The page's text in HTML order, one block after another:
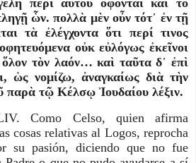
ὧν. πολλὰ μὲν οὖν τότ᾽ ἐν τῇ
τὰ ἐλέγχοντα ὅτι περί τινος
οὐκ εὐλόγως ἐκεῖνοι
ὅλον τὸν λαόν… καὶ ταῦτα δ᾽ ἐπὶ
ὡς νομίζω, ἀναγκαίως διὰ τὴν
παρὰ τῷ Κέλσῳ Ἰουδαίου λέξιν.
Como Celso, quien afirma
cosas relativas al Logos, reprocha
su pasión, diciendo que no fue